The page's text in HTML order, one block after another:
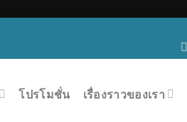
โปรโมชั่น เรื่องราวของเรา